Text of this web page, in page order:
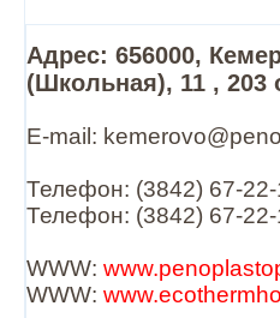
Адрес: 656000,
(Школьная), 11 , 203
E-mail:
Телефон: (3842) 67-
Телефон: (3842) 67-22-
WWW:
WWW: